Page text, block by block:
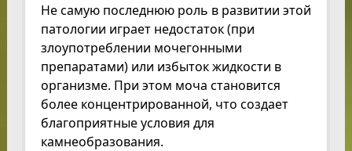
Не самую последнюю роль в развитии этой
патологии играет недостаток (при
злоупотреблении мочегонными
препаратами) или избыток жидкости в
организме. При этом моча становится
более концентрированной, что создает
благоприятные условия для
камнеобразования.